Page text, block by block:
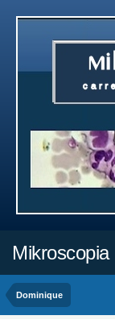
Mikroscopia
Dominique